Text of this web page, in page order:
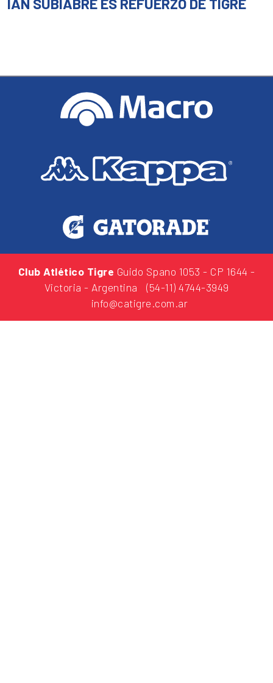
IAN SUBIABRE ES REFUERZO DE TIGRE
Club Atlético Tigre Guido Spano 1053 - CP 1644 -
Victoria - Argentina
(54-11) 4744-3949
info@catigre.com.ar